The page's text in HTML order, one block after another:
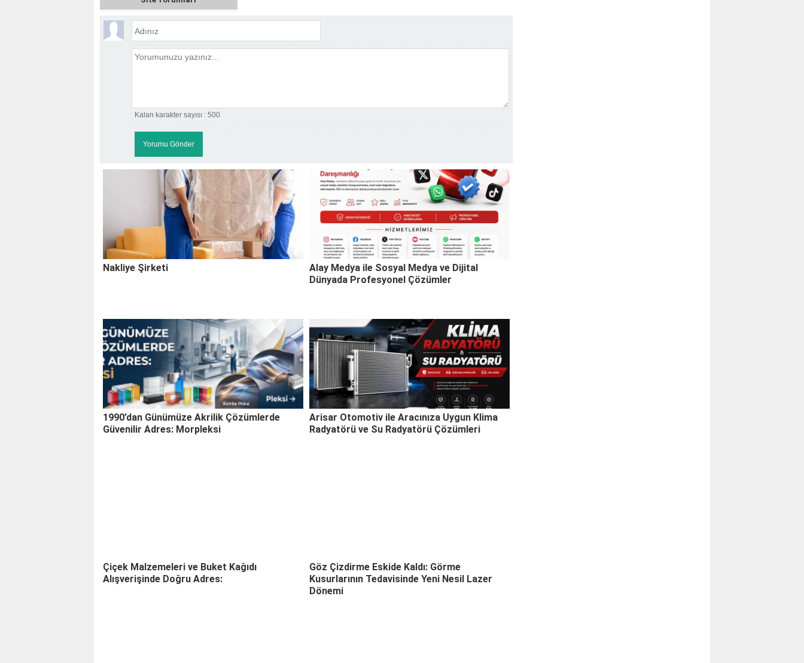
Kalan karakter sayısı : 500
Nakliye Şirketi
Alay Medya ile Sosyal Medya ve Dijital
Dünyada Profesyonel Çözümler
1990’dan Günümüze Akrilik Çözümlerde
Güvenilir Adres: Morpleksi
Arisar Otomotiv ile Aracınıza Uygun Klima
Radyatörü ve Su Radyatörü Çözümleri
Çiçek Malzemeleri ve Buket Kağıdı
Alışverişinde Doğru Adres:
Göz Çizdirme Eskide Kaldı: Görme
Kusurlarının Tedavisinde Yeni Nesil Lazer
Dönemi